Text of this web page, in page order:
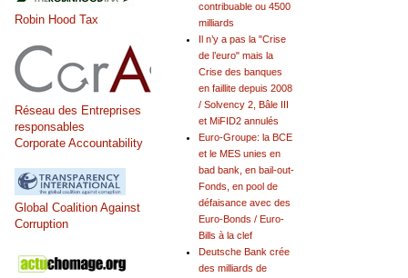
contribuable ou 4500
milliards
Il n’y a pas la "Crise
de l’euro" mais la
Crise des banques
en faillite depuis 2008
/ Solvency 2, Bâle III
et MiFID2 annulés
Euro-Groupe: la BCE
et le MES unies en
bad bank, en bail-out-
Fonds, en pool de
défaisance avec des
Euro-Bonds / Euro-
Bills à la clef
Deutsche Bank crée
des milliards de
Robin Hood Tax
Réseau des Entreprises
responsables
Corporate Accountability
Global Coalition Against
Corruption